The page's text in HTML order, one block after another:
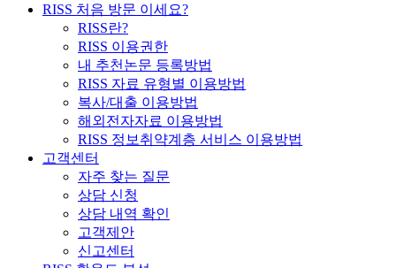
RISS 처음 방문 이세요?
RISS란?
RISS 이용권한
내 추천논문 등록방법
RISS 자료 유형별 이용방법
복사/대출 이용방법
해외전자자료 이용방법
RISS 정보취약계층 서비스 이용방법
고객센터
자주 찾는 질문
상담 신청
상담 내역 확인
고객제안
신고센터